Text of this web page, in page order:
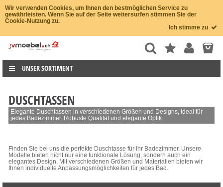
Wir verwenden Cookies, um Ihnen den bestmöglichen Service zu
gewährleisten. Wenn Sie auf der Seite weitersurfen stimmen Sie der
Cookie-Nutzung zu.
Ich stimme zu
UNSER SORTIMENT
DUSCHTASSEN
Elegante Duschtassen in verschiedenen Größen und Designs, ideal für
jedes Badezimmer. Robuste Qualität und elegante Optik.
Finden Sie bei uns die perfekte Duschtasse für Ihr Badezimmer. Unsere
Modelle bieten nicht nur eine funktionale Lösung, sondern auch ein
elegantes Design. Mit verschiedenen Größen und Materialien bieten wir
Ihnen individuelle Anpassungsmöglichkeiten für jedes Bad.